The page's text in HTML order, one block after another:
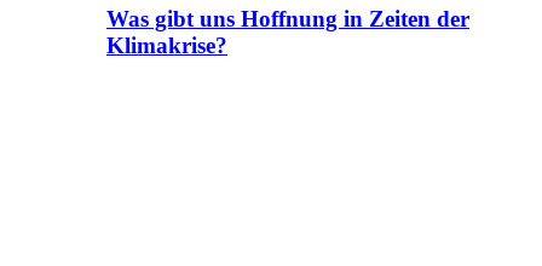
Was gibt uns Hoffnung in Zeiten der
Klimakrise?